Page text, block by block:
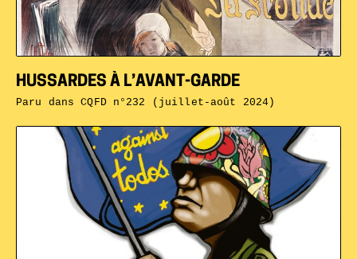
HUSSARDES À L’AVANT-GARDE
Paru dansCQFD n°232 (juillet-août 2024)